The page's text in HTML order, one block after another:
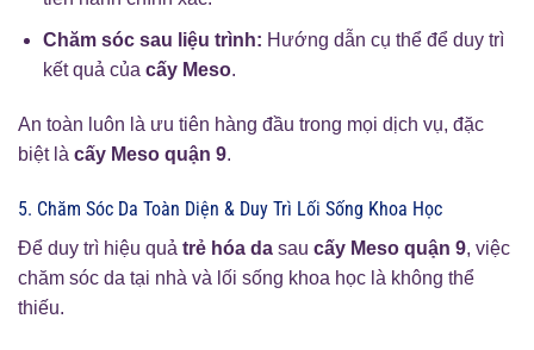
Chăm sóc sau liệu trình: Hướng dẫn cụ thể để duy trì
kết quả của cấy Meso.
An toàn luôn là ưu tiên hàng đầu trong mọi dịch vụ, đặc
biệt là cấy Meso quận 9.
5. Chăm Sóc Da Toàn Diện & Duy Trì Lối Sống Khoa Học
Để duy trì hiệu quả trẻ hóa da sau cấy Meso quận 9, việc
chăm sóc da tại nhà và lối sống khoa học là không thể
thiếu.